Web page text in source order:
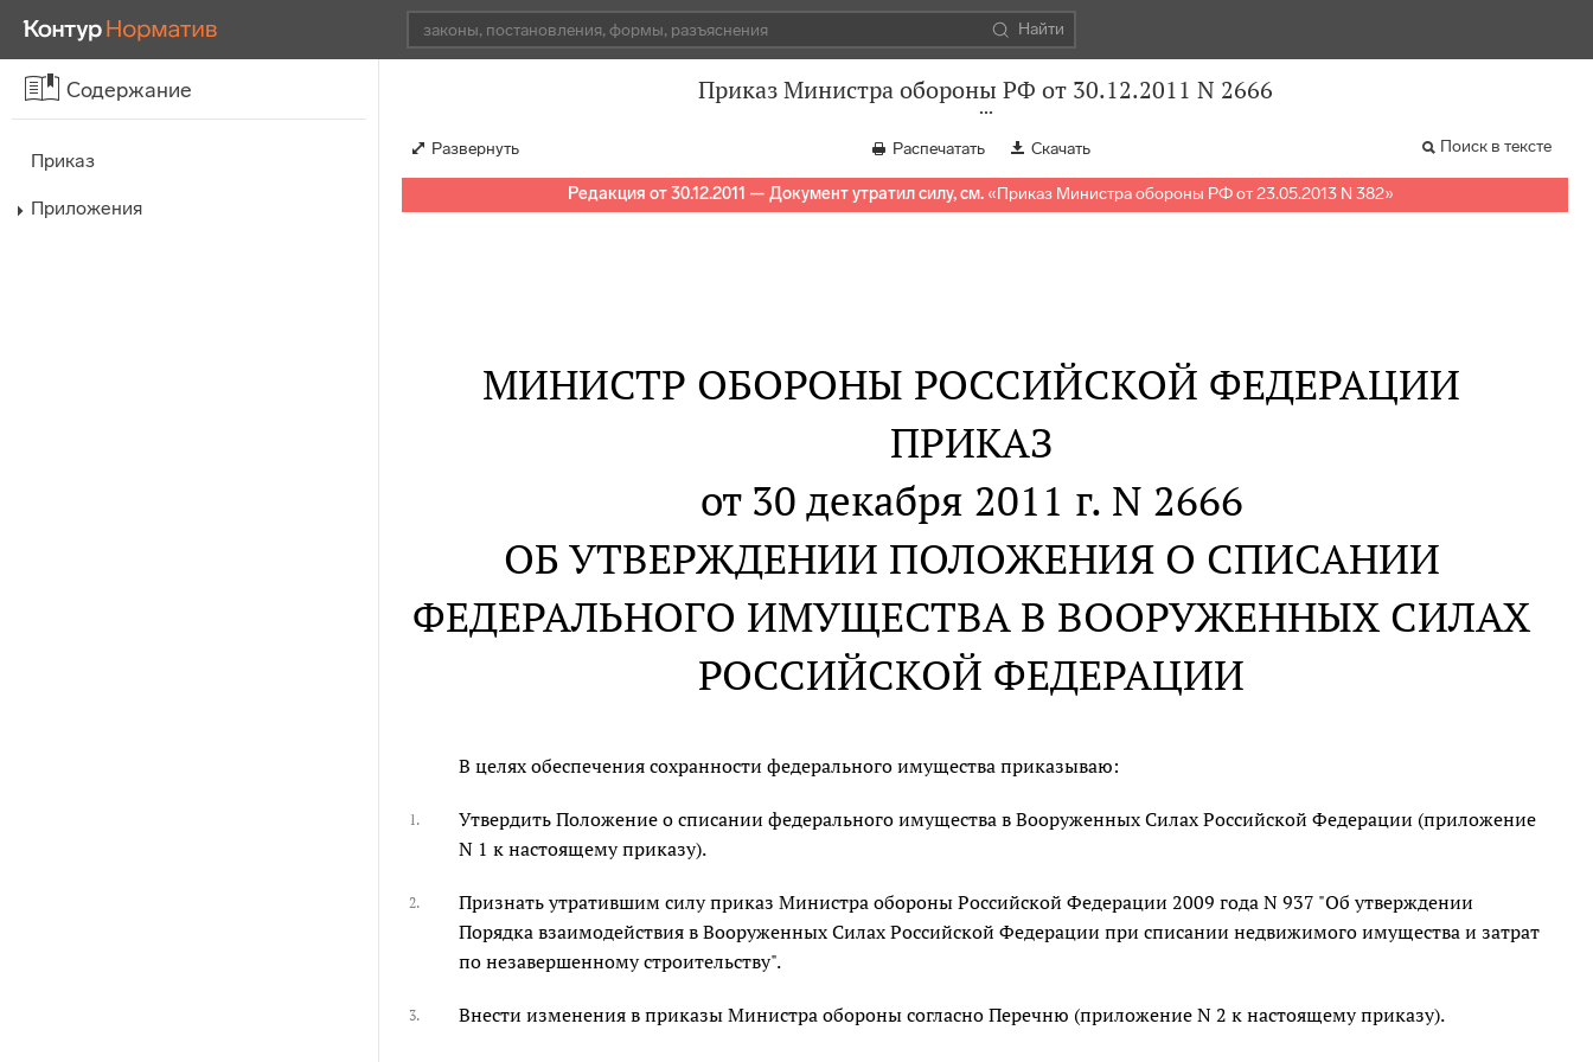
Найти
Содержание
Приказ
Приложения
Приказ Министра обороны РФ от 30.12.2011 N 2666
Развернуть Распечатать Скачать Поиск в тексте
Редакция от 30.12.2011 — Документ утратил силу, см.«Приказ Министра обороны РФ от 23.05.2013 N 382»
МИНИСТР ОБОРОНЫ РОССИЙСКОЙ ФЕДЕРАЦИИ
ПРИКАЗ
от 30 декабря 2011 г. N 2666
ОБ УТВЕРЖДЕНИИ ПОЛОЖЕНИЯ О СПИСАНИИ
ФЕДЕРАЛЬНОГО ИМУЩЕСТВА В ВООРУЖЕННЫХ СИЛАХ
РОССИЙСКОЙ ФЕДЕРАЦИИ
В целях обеспечения сохранности федерального имущества приказываю:
1.
Утвердить Положение о списании федерального имущества в Вооруженных Силах Российской Федерации (приложение
N 1 к настоящему приказу).
2.
Признать утратившим силу приказ Министра обороны Российской Федерации 2009 года N 937 "Об утверждении
Порядка взаимодействия в Вооруженных Силах Российской Федерации при списании недвижимого имущества и затрат
по незавершенному строительству".
3. Внести изменения в приказы Министра обороны согласно Перечню (приложение N 2 к настоящему приказу).